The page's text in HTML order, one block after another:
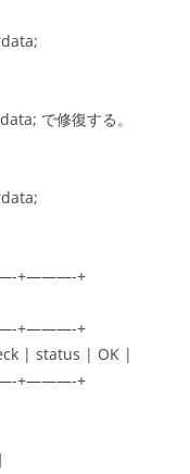
で修復する。
+———-+
+———-+
| status | OK |
+———-+
|